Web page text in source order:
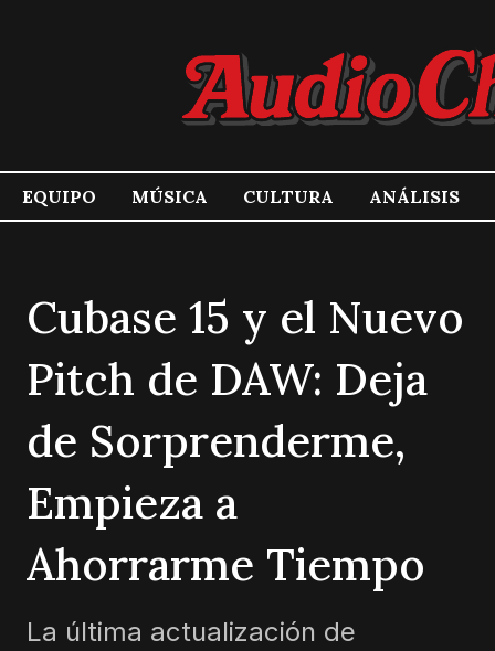
EQUIPO MÚSICA CULTURA ANÁLISIS
Cubase 15 y el Nuevo
Pitch de DAW: Deja
de Sorprenderme,
Empieza a
Ahorrarme Tiempo
La última actualización de